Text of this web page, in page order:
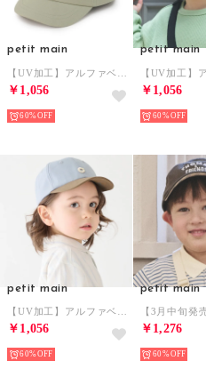
petit main
￥1,056
60%
petit main
￥1,056
60%
petit main
￥1,056
60%
petit main
￥1,276
60%